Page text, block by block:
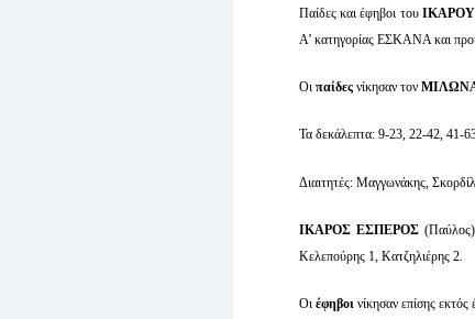
Παίδες και έφηβοι του
Α’ κατηγορίας ΕΣΚΑΝΑ και
Οι παίδες νίκησαν τον
Τα δεκάλεπτα: 9-23, 22-42, 41-
Διαιτητές: Μαγγωνάκης,
ΙΚΑΡΟΣ EΣΠΕΡΟΣ
Κελεπούρης 1, Κατζηλιέρης 2.
Οι έφηβοι νίκησαν επίσης εκτός